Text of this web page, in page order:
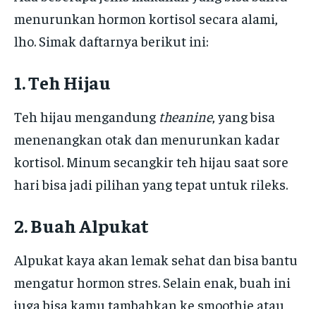
menurunkan hormon kortisol secara alami,
lho. Simak daftarnya berikut ini:
1. Teh Hijau
Teh hijau mengandung theanine, yang bisa
menenangkan otak dan menurunkan kadar
kortisol. Minum secangkir teh hijau saat sore
hari bisa jadi pilihan yang tepat untuk rileks.
2. Buah Alpukat
Alpukat kaya akan lemak sehat dan bisa bantu
mengatur hormon stres. Selain enak, buah ini
juga bisa kamu tambahkan ke smoothie atau